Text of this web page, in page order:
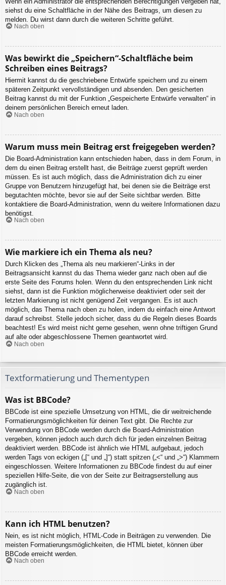
siehst du eine Schaltfläche in der Nähe des Beitrags, um diesen zu
melden. Du wirst dann durch die weiteren Schritte geführt.
Nach oben
Was bewirkt die „Speichern“-Schaltfläche beim
Schreiben eines Beitrags?
Hiermit kannst du die geschriebene Entwürfe speichern und zu einem
späteren Zeitpunkt vervollständigen und absenden. Den gesicherten
Beitrag kannst du mit der Funktion „Gespeicherte Entwürfe verwalten“ in
deinem persönlichen Bereich erneut laden.
Nach oben
Warum muss mein Beitrag erst freigegeben werden?
Die Board-Administration kann entschieden haben, dass in dem Forum, in
dem du einen Beitrag erstellt hast, die Beiträge zuerst geprüft werden
müssen. Es ist auch möglich, dass die Administration dich zu einer
Gruppe von Benutzern hinzugefügt hat, bei denen sie die Beiträge erst
begutachten möchte, bevor sie auf der Seite sichtbar werden. Bitte
kontaktiere die Board-Administration, wenn du weitere Informationen dazu
benötigst.
Nach oben
Wie markiere ich ein Thema als neu?
Durch Klicken des „Thema als neu markieren“-Links in der
Beitragsansicht kannst du das Thema wieder ganz nach oben auf die
erste Seite des Forums holen. Wenn du den entsprechenden Link nicht
siehst, dann ist die Funktion möglicherweise deaktiviert oder seit der
letzten Markierung ist nicht genügend Zeit vergangen. Es ist auch
möglich, das Thema nach oben zu holen, indem du einfach eine Antwort
darauf schreibst. Stelle jedoch sicher, dass du die Regeln dieses Boards
beachtest! Es wird meist nicht gerne gesehen, wenn ohne triftigen Grund
auf alte oder abgeschlossene Themen geantwortet wird.
Nach oben
Textformatierung und Thementypen
Was ist BBCode?
BBCode ist eine spezielle Umsetzung von HTML, die dir weitreichende
Formatierungsmöglichkeiten für deinen Text gibt. Die Rechte zur
Verwendung von BBCode werden durch die Board-Administration
vergeben, können jedoch auch durch dich für jeden einzelnen Beitrag
deaktiviert werden. BBCode ist ähnlich wie HTML aufgebaut, jedoch
werden Tags von eckigen („[“ und „]“) statt spitzen („<“ und „>“) Klammern
eingeschlossen. Weitere Informationen zu BBCode findest du auf einer
speziellen Hilfe-Seite, die von der Seite zur Beitragserstellung aus
zugänglich ist.
Nach oben
Kann ich HTML benutzen?
Nein, es ist nicht möglich, HTML-Code in Beiträgen zu verwenden. Die
meisten Formatierungsmöglichkeiten, die HTML bietet, können über
BBCode erreicht werden.
Nach oben